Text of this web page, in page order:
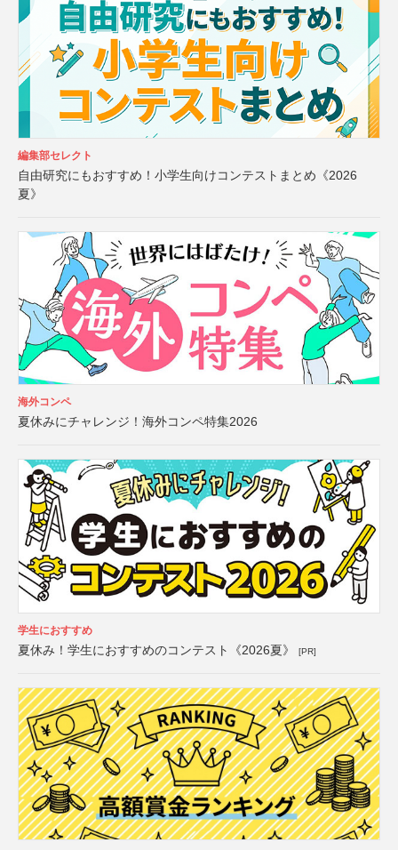
編集部セレクト
自由研究にもおすすめ！小学生向けコンテストまとめ《2026
夏》
海外コンペ
夏休みにチャレンジ！海外コンペ特集2026
学生におすすめ
夏休み！学生におすすめのコンテスト《2026夏》 [PR]